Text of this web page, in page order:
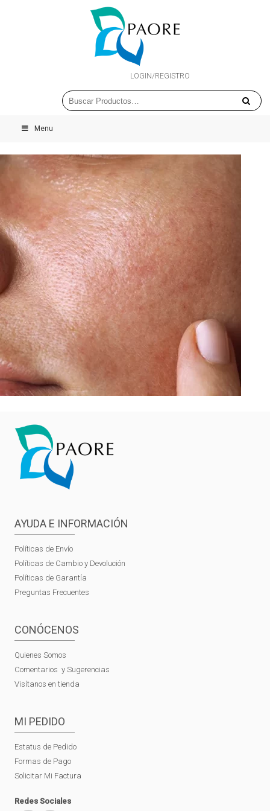
LOGIN/REGISTRO
Menu
AYUDA E INFORMACIÓN
Políticas de Envío
Políticas de Cambio y Devolución
Políticas de Garantía
Preguntas Frecuentes
CONÓCENOS
Quienes Somos
Comentarios y Sugerencias
Visítanos en tienda
MI PEDIDO
Estatus de Pedido
Formas de Pago
Solicitar Mi Factura
Redes Sociales